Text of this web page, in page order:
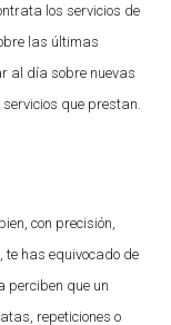
los servicios de
las últimas
al día sobre nuevas
que prestan.
con precisión,
te has equivocado de
perciben que un
repeticiones o